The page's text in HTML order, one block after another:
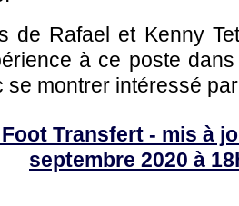
de Rafael et Kenny
à ce poste
se montrer intéressé
Transfert - mis à
septembre 2020 à